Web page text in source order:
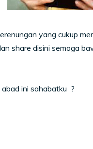
yang cukup
share disini semoga
ini sahabatku ?